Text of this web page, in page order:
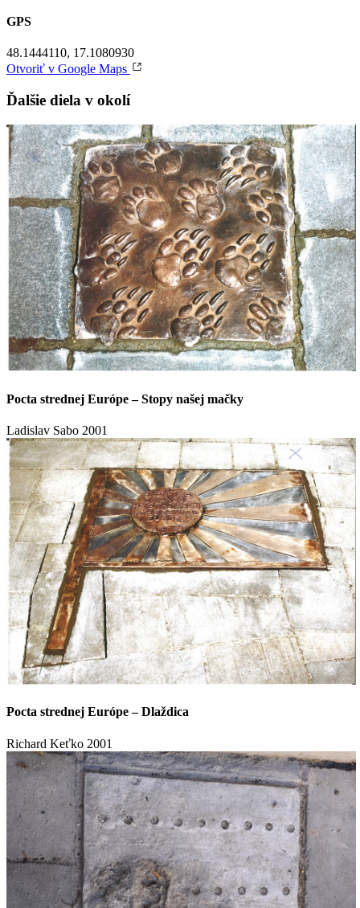
GPS
48.1444110, 17.1080930
Otvoriť v Google Maps
Ďalšie diela v okolí
Pocta strednej Európe – Stopy našej mačky
Ladislav Sabo 2001
Pocta strednej Európe – Dlaždica
Richard Keťko 2001